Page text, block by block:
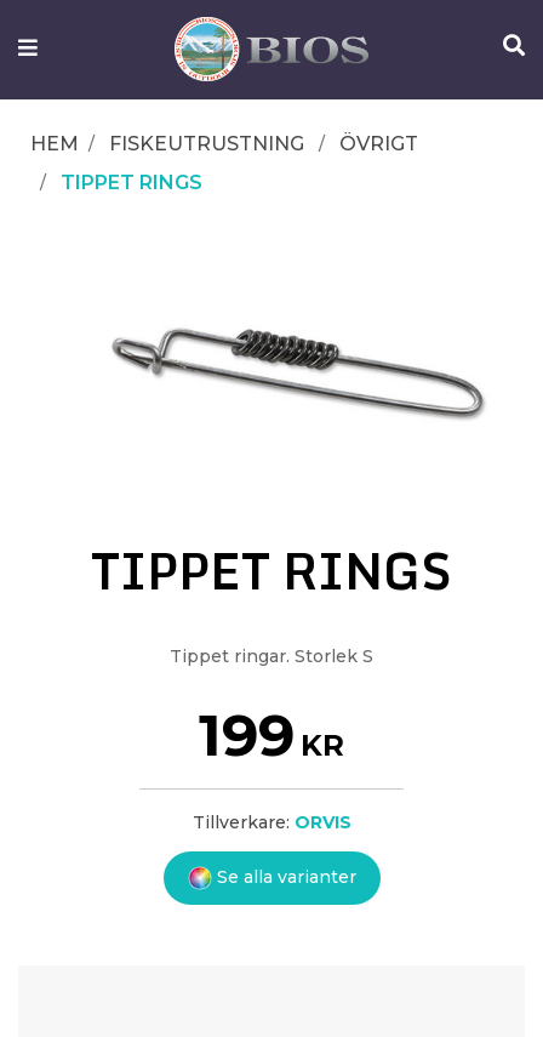
FISKEUTRUSTNING
OM
IFISH
HEM FISKEUTRUSTNING
ÖVRIGT
TIPPET RINGS
TIPPET RINGS
Tippet ringar. Storlek S
199 KR
Tillverkare: ORVIS
Se alla varianter